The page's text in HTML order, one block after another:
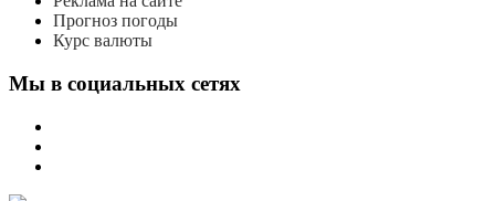
Прогноз погоды
Курс валюты
Мы в социальных сетях